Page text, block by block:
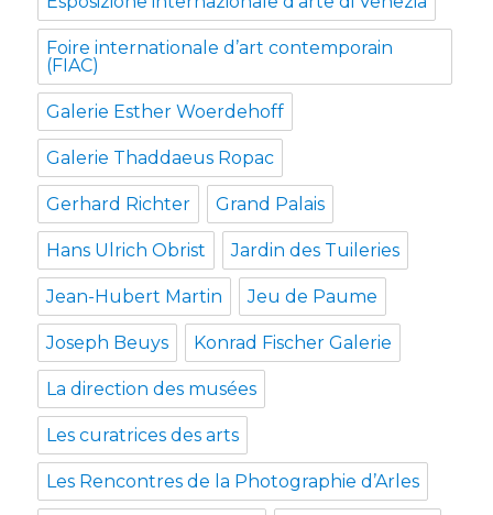
Foire internationale d’art contemporain
(FIAC)
Galerie Esther Woerdehoff
Galerie Thaddaeus Ropac
Gerhard Richter Grand Palais
Hans Ulrich Obrist Jardin des Tuileries
Jean-Hubert Martin Jeu de Paume
Joseph Beuys Konrad Fischer Galerie
La direction des musées
Les curatrices des arts
Les Rencontres de la Photographie d’Arles